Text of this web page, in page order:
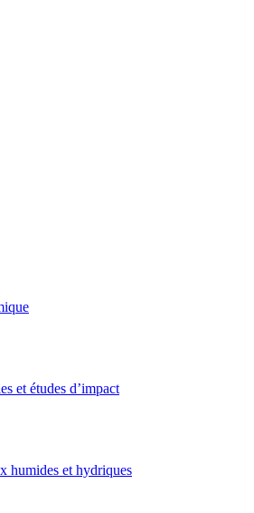
et études d’impact
humides et hydriques